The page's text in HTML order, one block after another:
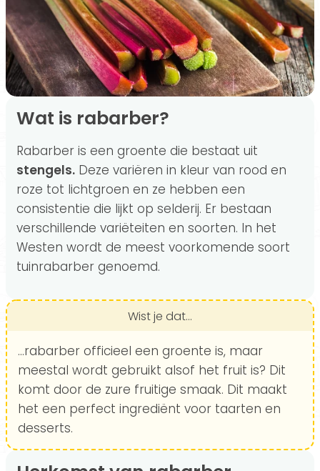
Wat is rabarber?
Rabarber is een groente die bestaat uit
stengels. Deze variëren in kleur van rood en
roze tot lichtgroen en ze hebben een
consistentie die lijkt op selderij. Er bestaan
verschillende variëteiten en soorten. In het
Westen wordt de meest voorkomende soort
tuinrabarber genoemd.
Wist je dat...
...rabarber officieel een groente is, maar
meestal wordt gebruikt alsof het fruit is? Dit
komt door de zure fruitige smaak. Dit maakt
het een perfect ingrediënt voor taarten en
desserts.